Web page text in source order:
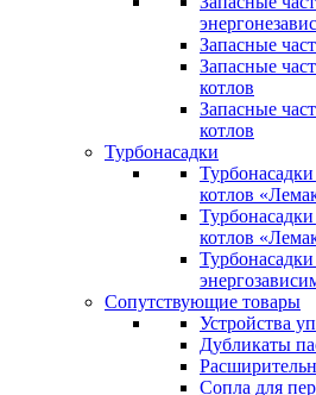
Запасные
Запасные
котлов
Запасные
котлов
Турбонасадки
котлов
котлов
Сопутствующие товары
Устройства
Дубликаты
Сопла для